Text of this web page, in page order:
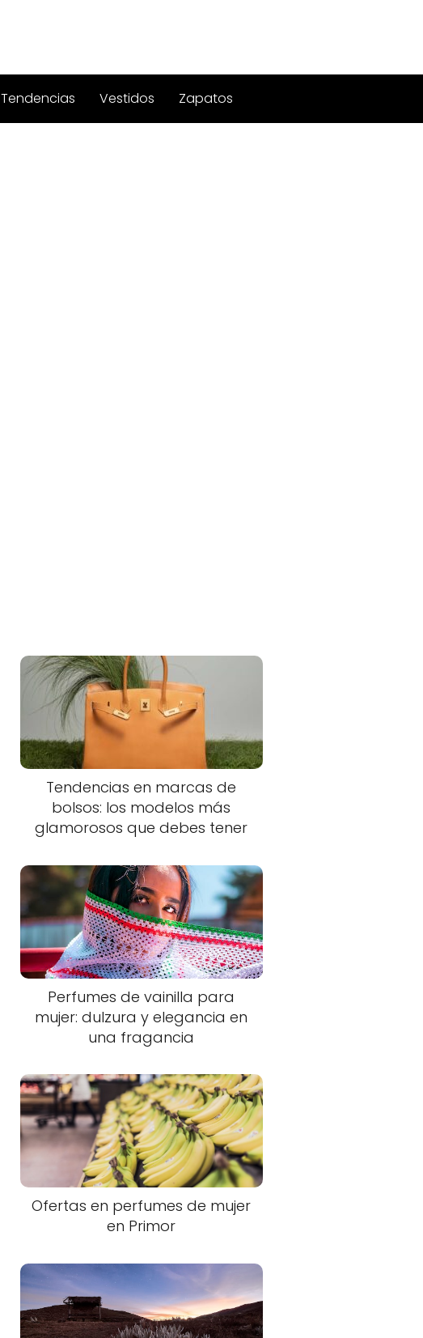
Tendencias Vestidos Zapatos
Tendencias en marcas de
bolsos: los modelos más
glamorosos que debes tener
Perfumes de vainilla para
mujer: dulzura y elegancia en
una fragancia
Ofertas en perfumes de mujer
en Primor